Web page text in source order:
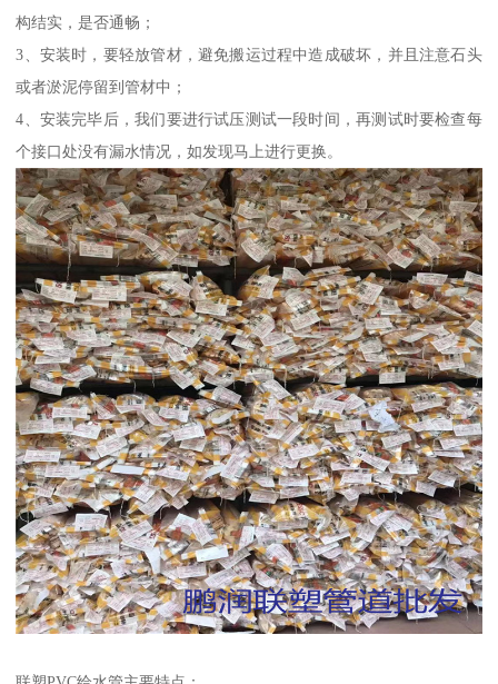
构结实，是否通畅；
3、安装时，要轻放管材，避免搬运过程中造成破坏，并且注意石头
或者淤泥停留到管材中；
4、安装完毕后，我们要进行试压测试一段时间，再测试时要检查每
个接口处没有漏水情况，如发现马上进行更换。